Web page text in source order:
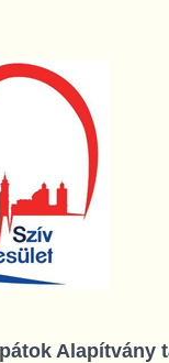
Alapítvány